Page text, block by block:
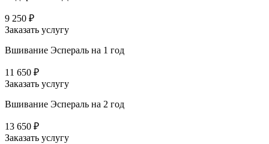
9 250 ₽
Заказать услугу
Вшивание Эспераль на 1 год
11 650 ₽
Заказать услугу
Вшивание Эспераль на 2 год
13 650 ₽
Заказать услугу